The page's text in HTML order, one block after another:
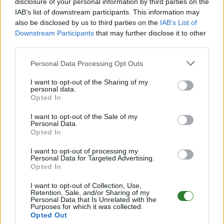
IAB’s list of downstream participants. This information may
also be disclosed by us to third parties on the IAB’s List of
Downstream Participants that may further disclose it to other
Personal Data Processing Opt Outs
I want to opt-out of the Sharing of my
personal data.
Opted In
I want to opt-out of the Sale of my
Personal Data.
Opted In
I want to opt-out of processing my
Personal Data for Targeted Advertising.
Opted In
I want to opt-out of Collection, Use,
Retention, Sale, and/or Sharing of my
Personal Data that Is Unrelated with the
Purposes for which it was collected.
Opted Out
QoL & Features
🔹SoloFarmenalsPlugin drin und nicht als Mod
🔹Events & Rare Sightings.
🔹Leichtgewichtige QoL-Ausrichtungmit12
Shop (Website)&Vote-Belohnungen
– fair, ohne
Pay2Win.
___________________________________________________________
___________________________________________________________
_______
Modliste(Crossplay-fähig)
Chimatic-Drakeling
Shiny! Dinos Ascended
(mit Discord Webhoock)
MarniiMods Hairstyles
Cyber’s Structures
(Propagator auf LVL 105)
RR-Homedeco and more!